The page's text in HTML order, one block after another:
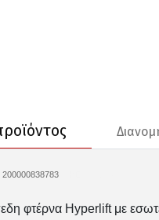
200000838783
φτέρνα Hyperlift με